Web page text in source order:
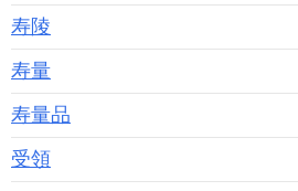
寿陵
寿量
寿量品
受領